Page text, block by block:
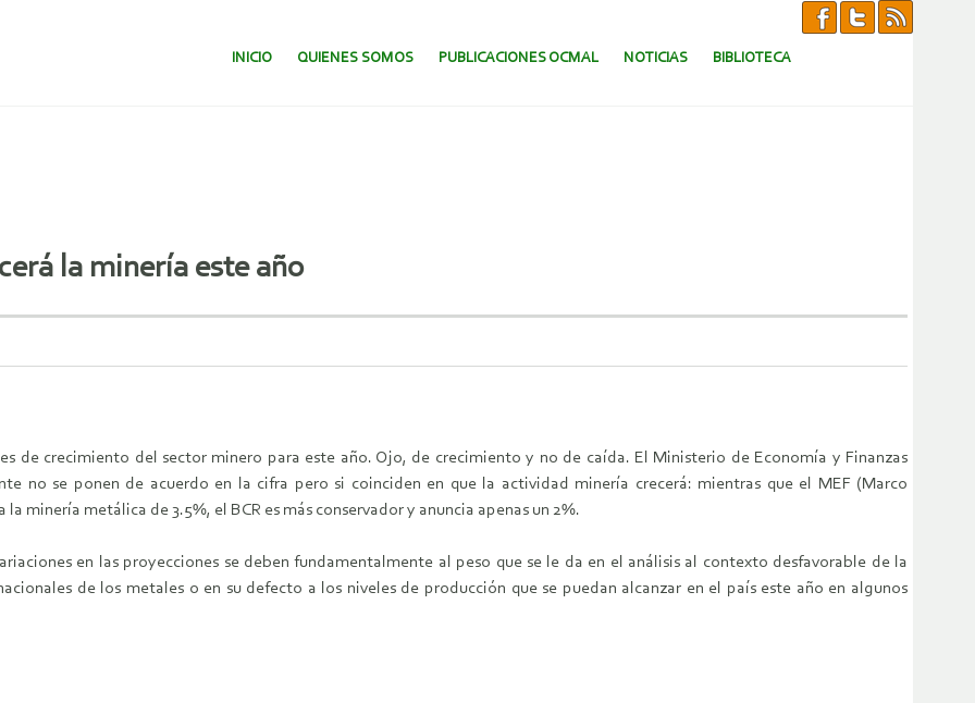
SALTAR AL CONTENIDO.
INICIO QUIENES SOMOS PUBLICACIONES OCMAL NOTICIAS BIBLIOTECA
la minería este año
de crecimiento del sector minero para este año. Ojo, de crecimiento y no de caída. El Ministerio de Economía y Finanzas
no se ponen de acuerdo en la cifra pero si coinciden en que la actividad minería crecerá: mientras que el MEF (Marco
minería metálica de 3.5%, el BCR es más conservador y anuncia apenas un 2%.
en las proyecciones se deben fundamentalmente al peso que se le da en el análisis al contexto desfavorable de la
de los metales o en su defecto a los niveles de producción que se puedan alcanzar en el país este año en algunos